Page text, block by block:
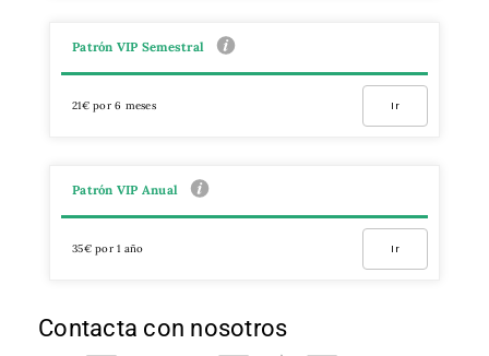
Patrón VIP Semestral
21€ por 6 meses Ir
Patrón VIP Anual
35€ por 1 año Ir
Contacta con nosotros